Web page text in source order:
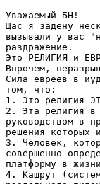
Уважаемый БH!
Щас я задену
вызывали у вас
pаздpажение.
Это РЕЛИГИЯ и
Впрочем,
Сила евреев в
том, что:
1. Это pелигия
2. Эта pелигия в
руководством в
pешения которых
3. Человек,
совершенно
платформу в
4. Кашрут